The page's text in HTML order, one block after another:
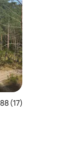
av 5 i
(17)